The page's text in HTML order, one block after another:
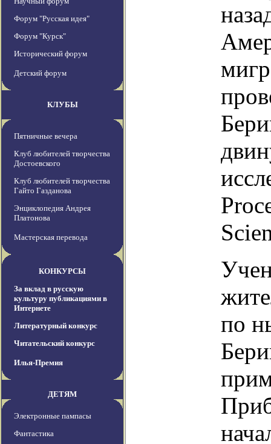
Форум "Русская идея"
Форум "Курск"
Исторический форум
Детский форум
КЛУБЫ
Пятничные вечера
Клуб любителей творчества
Достоевского
Клуб любителей творчества
Гайто Газданова
Энциклопедия Андрея
Платонова
Мастерская перевода
КОНКУРСЫ
За вклад в русскую
культуру публикациями в
Интернете
Литературный конкурс
Читательский конкурс
Илья-Премия
ДЕТЯМ
Электронные пампасы
Фантастика
по